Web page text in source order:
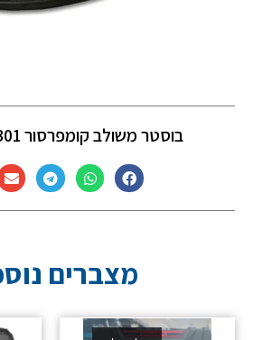
בוסטר משולב קומפרסור Lokithor j301
מצברים